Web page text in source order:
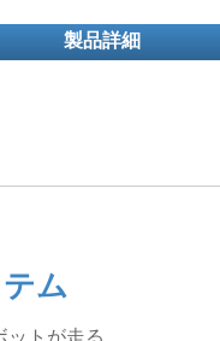
製品詳細
ム